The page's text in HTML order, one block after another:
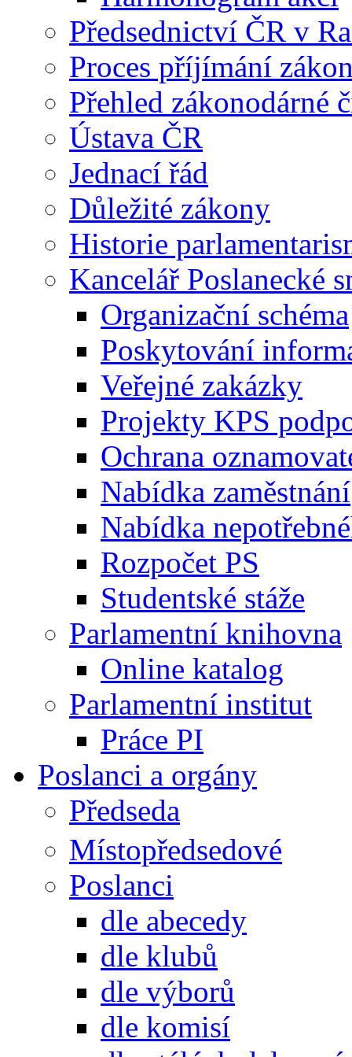
Předsednictví ČR v
Proces příjímání
Přehled zákonodárné
Ústava ČR
Jednací řád
Důležité zákony
Historie
Kancelář Poslanecké
Organizační schéma
Poskytování
Veřejné zakázky
Projekty KPS
Ochrana
Nabídka zaměstnání
Nabídka
Rozpočet PS
Studentské stáže
Parlamentní knihovna
Online katalog
Parlamentní institut
Práce PI
Poslanci a orgány
Předseda
Místopředsedové
Poslanci
dle abecedy
dle klubů
dle výborů
dle komisí